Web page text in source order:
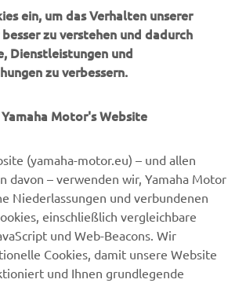
Komfort und Sicherheit. Ideal für
Pendler und Abenteuerlustige
offene Modelle und Crossover, die
Bedingungen besonders
Touch suchen, bietet XO einen
und kultiviertem Bordleben.
WEBSITE VON XO
ein, um das Verhalten unserer
zu verstehen und dadurch
Dienstleistungen und
zu verbessern.
Motor's Website
(yamaha-motor.eu) – und allen
davon – verwenden wir, Yamaha Motor
Niederlassungen und verbundenen
einschließlich vergleichbare
und Web-Beacons. Wir
Cookies, damit unsere Website
und Ihnen grundlegende